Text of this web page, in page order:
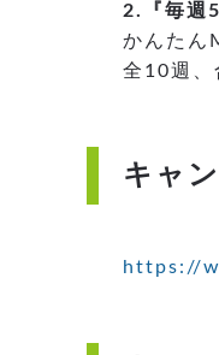
2.『毎週
かんたん
全10週、
キャ
https://